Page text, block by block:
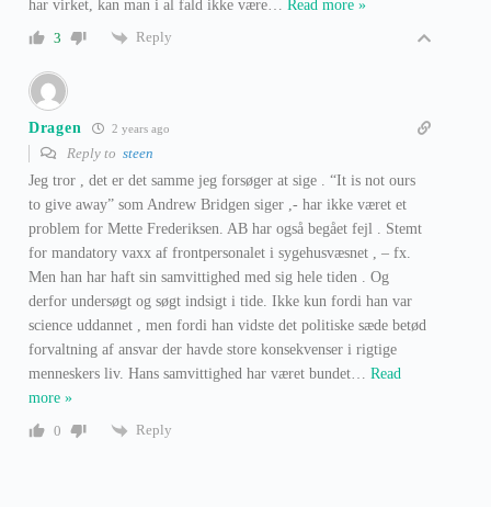
har virket, kan man i al fald ikke være… Read more »
3
Reply
Dragen 2 years ago
Reply to steen
Jeg tror , det er det samme jeg forsøger at sige . “It is not ours
to give away” som Andrew Bridgen siger ,- har ikke været et
problem for Mette Frederiksen. AB har også begået fejl . Stemt
for mandatory vaxx af frontpersonalet i sygehusvæsnet , – fx.
Men han har haft sin samvittighed med sig hele tiden . Og
derfor undersøgt og søgt indsigt i tide. Ikke kun fordi han var
science uddannet , men fordi han vidste det politiske sæde betød
forvaltning af ansvar der havde store konsekvenser i rigtige
menneskers liv. Hans samvittighed har været bundet… Read
more »
0
Reply